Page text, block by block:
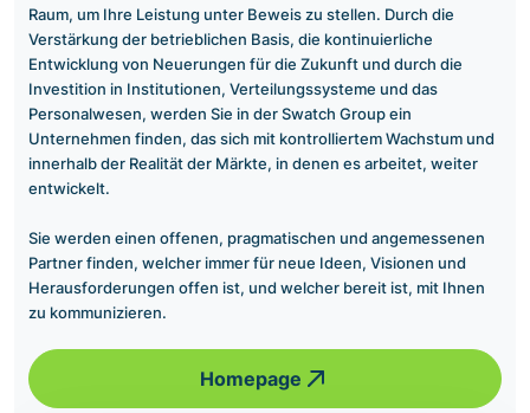
Raum, um Ihre Leistung unter Beweis zu stellen. Durch die
Verstärkung der betrieblichen Basis, die kontinuierliche
Entwicklung von Neuerungen für die Zukunft und durch die
Investition in Institutionen, Verteilungssysteme und das
Personalwesen, werden Sie in der Swatch Group ein
Unternehmen finden, das sich mit kontrolliertem Wachstum und
innerhalb der Realität der Märkte, in denen es arbeitet, weiter
entwickelt.
Sie werden einen offenen, pragmatischen und angemessenen
Partner finden, welcher immer für neue Ideen, Visionen und
Herausforderungen offen ist, und welcher bereit ist, mit Ihnen
zu kommunizieren.
Homepage